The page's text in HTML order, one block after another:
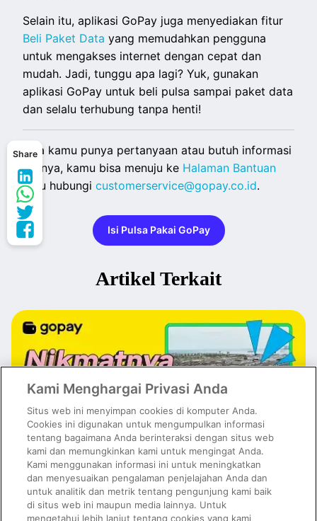
Share
Selain itu, aplikasi GoPay juga menyediakan fitur
Beli Paket Data yang memudahkan pengguna
untuk mengakses internet dengan cepat dan
mudah. Jadi, tunggu apa lagi? Yuk, gunakan
aplikasi GoPay untuk beli pulsa sampai paket data
dan selalu terhubung tanpa henti!
Jika kamu punya pertanyaan atau butuh informasi
lainnya, kamu bisa menuju ke Halaman Bantuan
atau hubungi customerservice@gopay.co.id.
Isi Pulsa Pakai GoPay
Artikel Terkait
Kuliner PIK Paling Hits dan Viral di Media Sosial, Wajib Masuk
Wishlist!
Kami Menghargai Privasi Anda
Situs web ini menyimpan cookies di komputer Anda.
Cookies ini digunakan untuk mengumpulkan informasi
tentang bagaimana Anda berinteraksi dengan situs web
kami dan memungkinkan kami untuk mengingat Anda.
Kami menggunakan informasi ini untuk meningkatkan
dan menyesuaikan pengalaman penjelajahan Anda dan
untuk analitik dan metrik tentang pengunjung kami baik
di situs web ini maupun media lainnya. Untuk
mengetahui lebih lanjut tentang cookies yang kami